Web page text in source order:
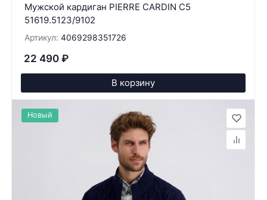
Мужской кардиган PIERRE CARDIN C5
51619.5123/9102
Артикул: 4069298351726
22 490 ₽
В корзину
Новый